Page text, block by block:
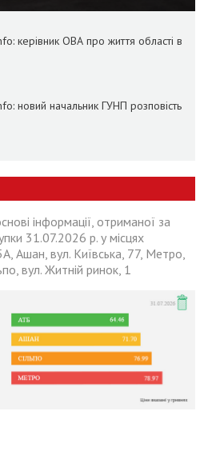
керівник ОВА про життя області в
новий начальник ГУНП розповість
інформації, отриманої за
31.07.2026 р. у місцях
Ашан, вул. Київська, 77, Метро,
вул. Житній ринок, 1